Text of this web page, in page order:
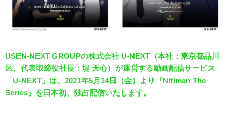
USEN-NEXT GROUPの株式会社 U-NEXT（本社：東京都品川
区、代表取締役社長：堤 天心）が運営する動画配信サービス
「U-NEXT」は、2021年5月14日（金）より『Nitiman The
Series』を日本初、独占配信いたします。